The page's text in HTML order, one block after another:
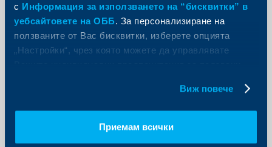
с Информация за използването на “бисквитки” в
уебсайтовете на ОББ. За персонализиране на
ползваните от Вас бисквитки, изберете опцията
„Настройки“, чрез която можете да управлявате
Виж повече
Приемам всички
август и ще продължи до 16 септември, като
съорганизатори са още Италия, Израел и Република
Северна Македония. Първият мач на родна земя е на
29 август, когато България посреща Испания. Следват
двубои срещу Финландия (31 август), Украйна (2
септември), Хърватия (3 септември) и Словения (5
Обратно към всички новини